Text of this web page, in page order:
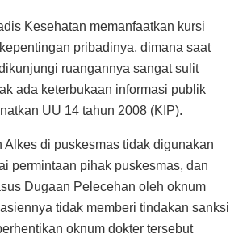
Kesehatan memanfaatkan kursi
pribadinya, dimana saat
ruangannya sangat sulit
ada keterbukaan informasi publik
UU 14 tahun 2008 (KIP).
Alkes di puskesmas tidak digunakan
permintaan pihak puskesmas, dan
Dugaan Pelecehan oleh oknum
tidak memberi tindakan sanksi
oknum dokter tersebut